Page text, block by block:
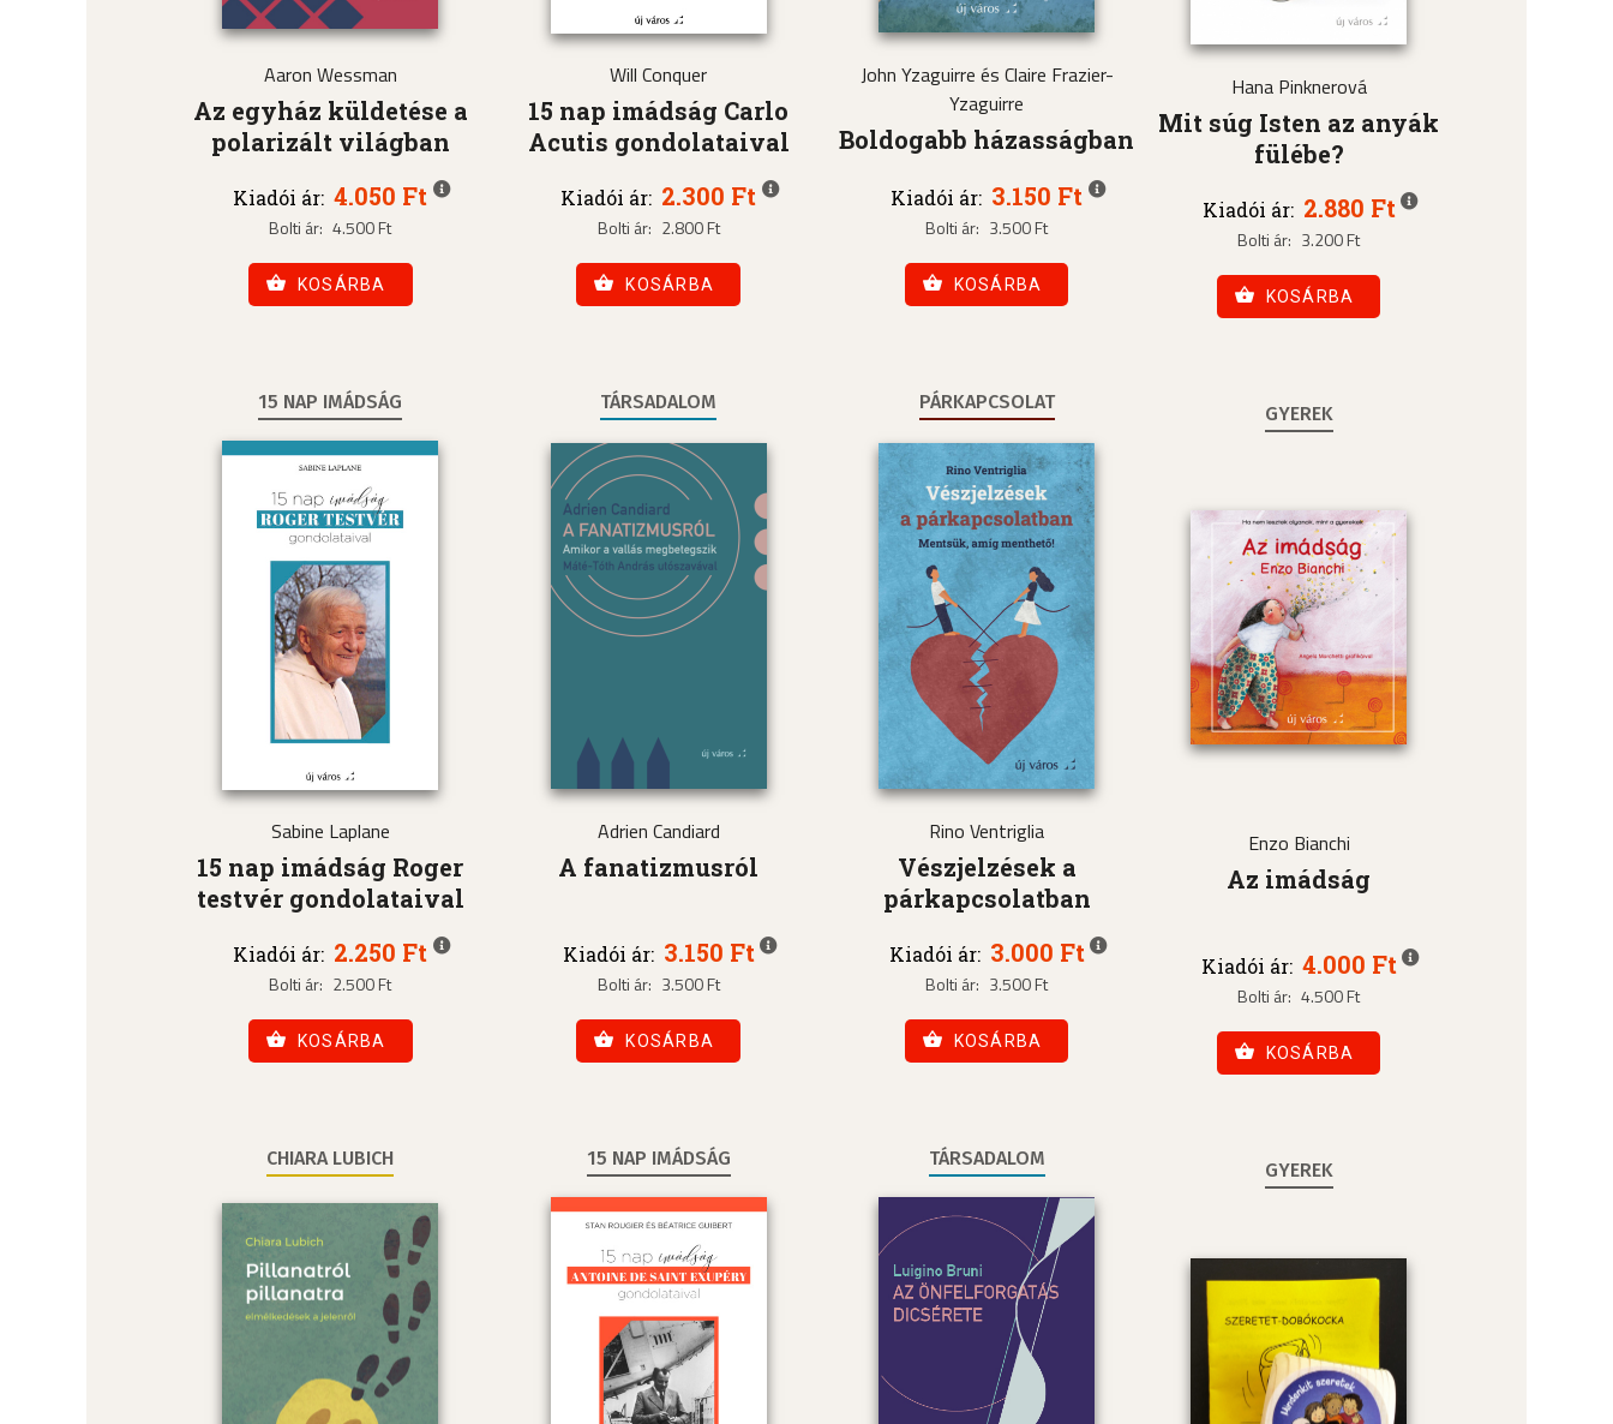
Aaron Wessman
Az egyház küldetése a
polarizált világban
Kiadói ár: 4.050 Ft
Bolti ár: 4.500 Ft
KOSÁRBA
Will Conquer
15 nap imádság Carlo
Acutis gondolataival
Kiadói ár: 2.300 Ft
Bolti ár: 2.800 Ft
KOSÁRBA
John Yzaguirre és Claire Frazier-
Yzaguirre
Boldogabb házasságban
Kiadói ár: 3.150 Ft
Bolti ár: 3.500 Ft
KOSÁRBA
Hana Pinknerová
Mit súg Isten az anyák
fülébe?
Kiadói ár: 2.880 Ft
Bolti ár: 3.200 Ft
KOSÁRBA
15 NAP IMÁDSÁG
Sabine Laplane
15 nap imádság Roger
testvér gondolataival
Kiadói ár: 2.250 Ft
Bolti ár: 2.500 Ft
KOSÁRBA
TÁRSADALOM
Adrien Candiard
A fanatizmusról
Kiadói ár: 3.150 Ft
Bolti ár: 3.500 Ft
KOSÁRBA
PÁRKAPCSOLAT
Rino Ventriglia
Vészjelzések a
párkapcsolatban
Kiadói ár: 3.000 Ft
Bolti ár: 3.500 Ft
KOSÁRBA
GYEREK
Enzo Bianchi
Az imádság
Kiadói ár: 4.000 Ft
Bolti ár: 4.500 Ft
KOSÁRBA
CHIARA LUBICH 15 NAP IMÁDSÁG TÁRSADALOM
GYEREK